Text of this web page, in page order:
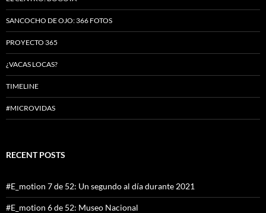
SANCOCHO DE OJO: 366 FOTOS
PROYECTO 365
¿VACAS LOCAS?
TIMELINE
#MICROVIDAS
RECENT POSTS
#E_motion 7 de 52: Un segundo al día durante 2021
#E_motion 6 de 52: Museo Nacional